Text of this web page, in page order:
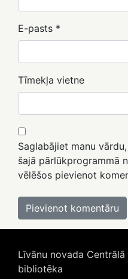
E-pasts *
Tīmekļa vietne
Saglabājiet manu
šajā pārlūkprogrammā
vēlēšos pievienot
Līvānu novada Centrālā
bibliotēka